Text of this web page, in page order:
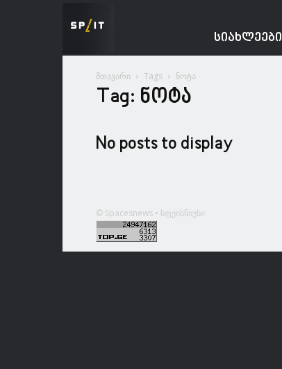
ᲡᲘᲐᲮᲚᲔᲔᲑᲘ
მთავარი Tags ნოტა
Tag: ნოტა
No posts to display
© Spacesnews • სფეისნიუსი